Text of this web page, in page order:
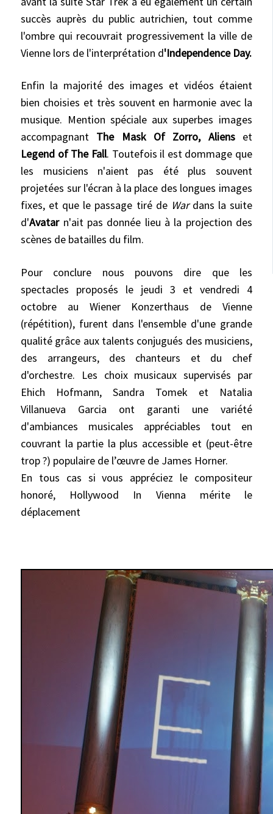
succès auprès du public autrichien, tout comme
l'ombre qui recouvrait progressivement la ville de
Vienne lors de l'interprétation d'Independence Day.
Enfin la majorité des images et vidéos étaient
bien choisies et très souvent en harmonie avec la
musique. Mention spéciale aux superbes images
accompagnant The Mask Of Zorro, Aliens et
Legend of The Fall. Toutefois il est dommage que
les musiciens n'aient pas été plus souvent
projetées sur l'écran à la place des longues images
fixes, et que le passage tiré de Wardans la suite
d'Avatar n'ait pas donnée lieu à la projection des
scènes de batailles du film.
Pour conclure nous pouvons dire que les
spectacles proposés le jeudi 3 et vendredi 4
octobre au Wiener Konzerthaus de Vienne
(répétition), furent dans l'ensemble d'une grande
qualité grâce aux talents conjugués des musiciens,
des arrangeurs, des chanteurs et du chef
d'orchestre. Les choix musicaux supervisés par
Ehich Hofmann, Sandra Tomek et Natalia
Villanueva Garcia ont garanti une variété
d'ambiances musicales appréciables tout en
couvrant la partie la plus accessible et (peut-être
trop ?) populaire de l’œuvre de James Horner.
En tous cas si vous appréciez le compositeur
honoré, Hollywood In Vienna mérite le
déplacement